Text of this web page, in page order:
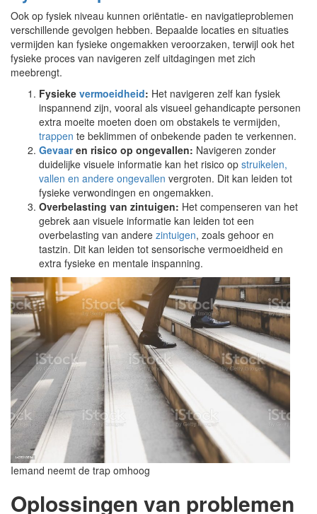
Ook op fysiek niveau kunnen oriëntatie- en navigatieproblemen
verschillende gevolgen hebben. Bepaalde locaties en situaties
vermijden kan fysieke ongemakken veroorzaken, terwijl ook het
fysieke proces van navigeren zelf uitdagingen met zich
meebrengt.
Fysieke vermoeidheid: Het navigeren zelf kan fysiek
inspannend zijn, vooral als visueel gehandicapte personen
extra moeite moeten doen om obstakels te vermijden,
trappen te beklimmen of onbekende paden te verkennen.
Gevaaren risico op ongevallen: Navigeren zonder
duidelijke visuele informatie kan het risico op struikelen,
vallen en andere ongevallen vergroten. Dit kan leiden tot
fysieke verwondingen en ongemakken.
Overbelasting van zintuigen: Het compenseren van het
gebrek aan visuele informatie kan leiden tot een
overbelasting van andere zintuigen, zoals gehoor en
tastzin. Dit kan leiden tot sensorische vermoeidheid en
extra fysieke en mentale inspanning.
Iemand neemt de trap omhoog
Oplossingen van problemen